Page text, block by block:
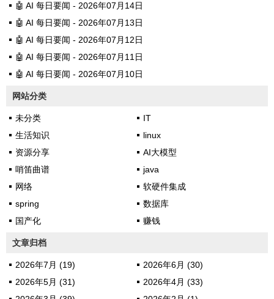
🤖 AI 每日要闻 - 2026年07月14日
🤖 AI 每日要闻 - 2026年07月13日
🤖 AI 每日要闻 - 2026年07月12日
🤖 AI 每日要闻 - 2026年07月11日
🤖 AI 每日要闻 - 2026年07月10日
网站分类
未分类
IT
生活知识
linux
资源分享
AI大模型
哨笛曲谱
java
网络
软硬件集成
spring
数据库
国产化
赚钱
文章归档
2026年7月 (19)
2026年6月 (30)
2026年5月 (31)
2026年4月 (33)